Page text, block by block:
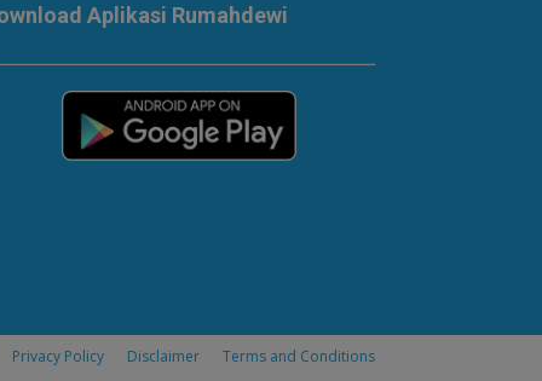
Aplikasi Rumahdewi
Privacy Policy Disclaimer Terms and Conditions